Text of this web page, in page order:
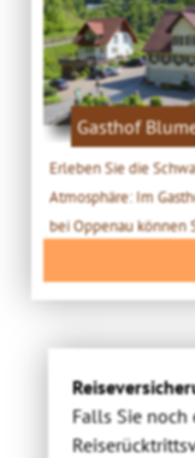
Gasthof
Erleben Sie die
Atmosphäre: Im
bei Oppenau können
Falls Sie noch